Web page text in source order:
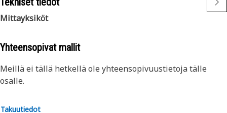
• Black oxide finish
Mittayksiköt
Yhteensopivat mallit
Meillä ei tällä hetkellä ole yhteensopivuustietoja tälle
osalle.
Takuutiedot